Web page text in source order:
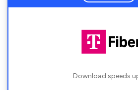
Download speeds